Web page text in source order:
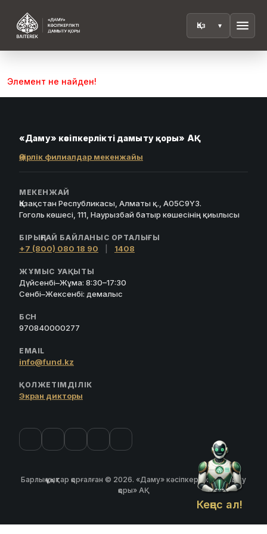
menu
Кеңес ал!
Элемент не найден!
«Даму» кәсіпкерлікті дамыту қоры» АҚ
Өңірлік филиалдар мекенжайы
МЕКЕНЖАЙ
Қазақстан Республикасы, Алматы қ., A05C9Y3.
Гоголь көшесі, 111, Наурызбай батыр көшесінің қиылысы
БІРЫҢҒАЙ БАЙЛАНЫС ОРТАЛЫҒЫ
+7 (800) 080 18 90 1408
ЖҰМЫС УАҚЫТЫ
Дүйсенбі–Жұма: 8:30–17:30
Сенбі–Жексенбі: демалыс
БСН
970840000277
EMAIL
info@fund.kz
ҚОЛЖЕТІМДІЛІК
Экран дикторы
Барлық құқықтар қорғалған © 2026. «Даму» кәсіпкерлікті дамыту
қоры» АҚ